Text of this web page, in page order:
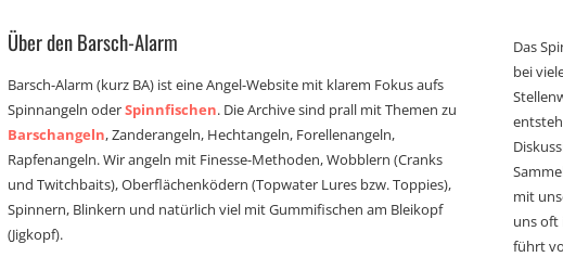
Über den Barsch-Alarm
Barsch-Alarm (kurz BA) ist eine Angel-Website mit klarem Fokus aufs
Spinnangeln oderSpinnfischen. Die Archive sind prall mit Themen zu
Barschangeln, Zanderangeln, Hechtangeln, Forellenangeln,
Rapfenangeln. Wir angeln mit Finesse-Methoden, Wobblern (Cranks
und Twitchbaits), Oberflächenködern (Topwater Lures bzw. Toppies),
Spinnern, Blinkern und natürlich viel mit Gummifischen am Bleikopf
(Jigkopf).
Das
bei
mit
uns oft
führt